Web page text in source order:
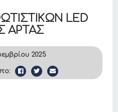
LED
ΑΡΤΑΣ
2025